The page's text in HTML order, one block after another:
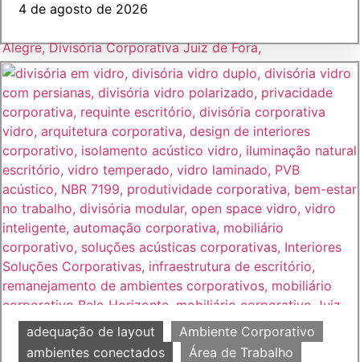
4 de agosto de 2026
adequação de layout
Ambiente Corporativo
ambientes conectados
Área de Trabalho